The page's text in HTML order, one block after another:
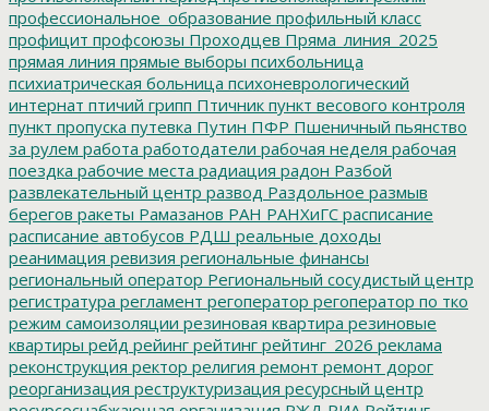
профессиональное_образование профильный класс
профицит профсоюзы Проходцев Пряма_линия_2025
прямая линия прямые выборы психбольница
психиатрическая больница психоневрологический
интернат птичий грипп Птичник пункт весового контроля
пункт пропуска путевка Путин ПФР Пшеничный пьянство
за рулем работа работодатели рабочая неделя рабочая
поездка рабочие места радиация радон Разбой
развлекательный центр развод Раздольное размыв
берегов ракеты Рамазанов РАН РАНХиГС расписание
расписание автобусов РДШ реальные доходы
реанимация ревизия региональные финансы
региональный оператор Региональный сосудистый центр
регистратура регламент регоператор регоператор по тко
режим самоизоляции резиновая квартира резиновые
квартиры рейд рейинг рейтинг рейтинг_2026 реклама
реконструкция ректор религия ремонт ремонт дорог
реорганизация реструктуризация ресурсный центр